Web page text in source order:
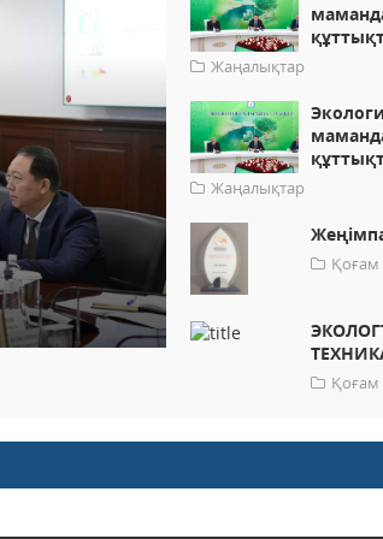
Жаңалықтар
Жаңалықтар
Қоғам
Қоғам